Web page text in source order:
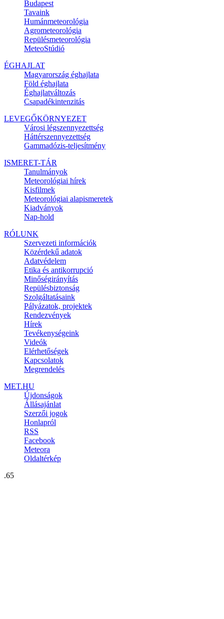
Budapest
Tavaink
Humánmeteorológia
Agrometeorológia
Repülésmeteorológia
MeteoStúdió
ÉGHAJLAT
Magyarország éghajlata
Föld éghajlata
Éghajlatváltozás
Csapadékintenzitás
LEVEGŐKÖRNYEZET
Városi légszennyezettség
Háttérszennyezettség
Gammadózis-teljesítmény
ISMERET-TÁR
Tanulmányok
Meteorológiai hírek
Kisfilmek
Meteorológiai alapismeretek
Kiadványok
Nap-hold
RÓLUNK
Szervezeti információk
Közérdekű adatok
Adatvédelem
Etika és antikorrupció
Minőségirányítás
Repülésbiztonság
Szolgáltatásaink
Pályázatok, projektek
Rendezvények
Hírek
Tevékenységeink
Videók
Elérhetőségek
Kapcsolatok
Megrendelés
MET.HU
Újdonságok
Állásajánlat
Szerzői jogok
Honlapról
RSS
Facebook
Meteora
Oldaltérkép
.65